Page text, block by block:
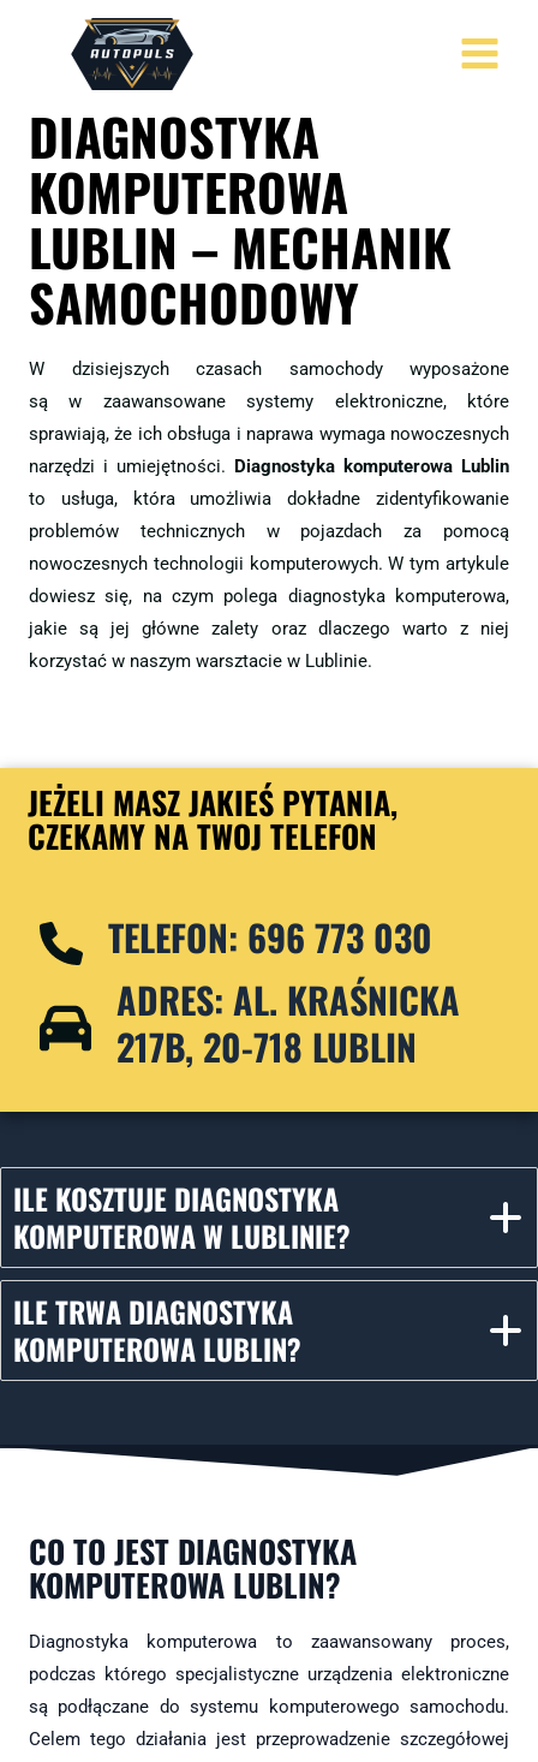
MAIN
DIAGNOSTYKA
KOMPUTEROWA
LUBLIN – MECHANIK
SAMOCHODOWY
W dzisiejszych czasach samochody wyposażone
są w zaawansowane systemy elektroniczne, które
sprawiają, że ich obsługa i naprawa wymaga nowoczesnych
narzędzi i umiejętności. Diagnostyka komputerowa Lublin
to usługa, która umożliwia dokładne zidentyfikowanie
problemów technicznych w pojazdach za pomocą
nowoczesnych technologii komputerowych. W tym artykule
dowiesz się, na czym polega diagnostyka komputerowa,
jakie są jej główne zalety oraz dlaczego warto z niej
korzystać w naszym warsztacie w Lublinie.
JEŻELI MASZ JAKIEŚ PYTANIA,
CZEKAMY NA TWOJ TELEFON
TELEFON: 696 773 030
ADRES: AL. KRAŚNICKA
217B, 20-718 LUBLIN
ILE KOSZTUJE DIAGNOSTYKA
KOMPUTEROWA W LUBLINIE?
ILE TRWA DIAGNOSTYKA
KOMPUTEROWA LUBLIN?
CO TO JEST DIAGNOSTYKA
KOMPUTEROWA LUBLIN?
Diagnostyka komputerowa to zaawansowany proces,
podczas którego specjalistyczne urządzenia elektroniczne
są podłączane do systemu komputerowego samochodu.
Celem tego działania jest przeprowadzenie szczegółowej